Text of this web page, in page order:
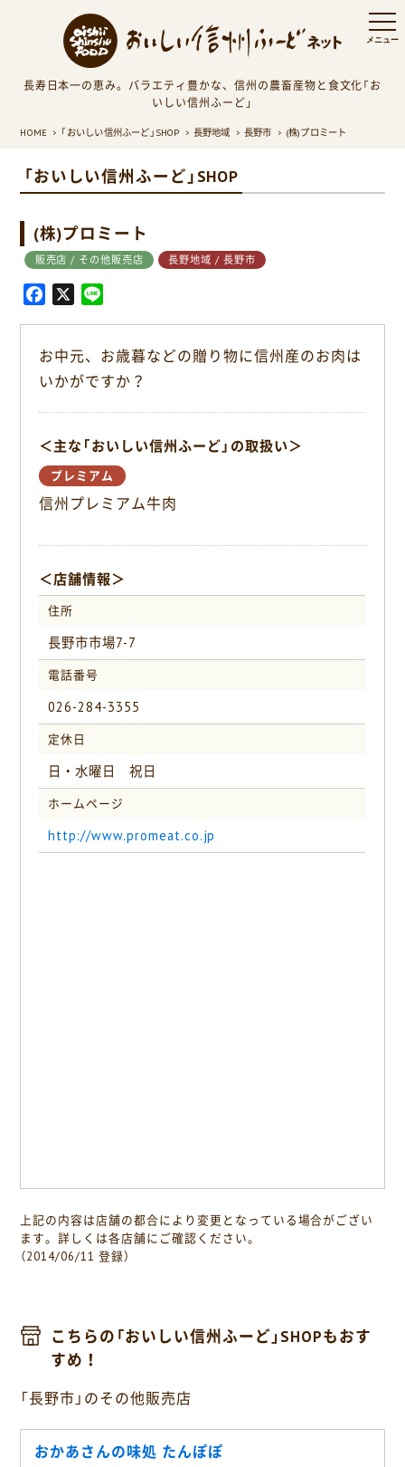
長寿日本一の恵み。バラエティ豊かな、信州の農畜産物と食文化「お
いしい信州ふーど」
HOME 「おいしい信州ふーど」SHOP 長野地域 長野市 (株)プロミート
「おいしい信州ふーど」SHOP
(株)プロミート
販売店 / その他販売店 長野地域 / 長野市
e
b
k
X
e
お中元、お歳暮などの贈り物に信州産のお肉は
いかがですか？
＜主な「おいしい信州ふーど」の取扱い＞
プレミアム
信州プレミアム牛肉
＜店舗情報＞
住所
長野市市場7-7
電話番号
026-284-3355
定休日
日・水曜日 祝日
ホームページ
http://www.promeat.co.jp
上記の内容は店舗の都合により変更となっている場合がござい
ます。詳しくは各店舗にご確認ください。
（2014/06/11 登録）
こちらの「おいしい信州ふーど」SHOPもおす
すめ！
「長野市」のその他販売店
おかあさんの味処 たんぽぽ